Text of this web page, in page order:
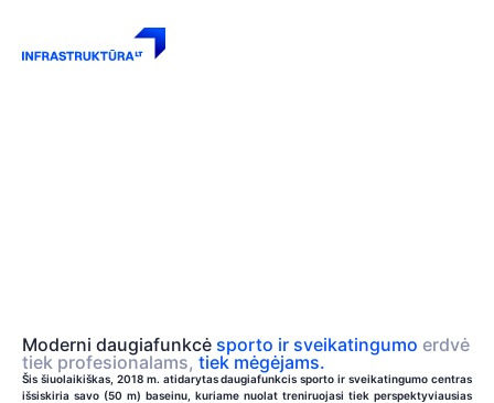
Moderni daugiafunkcė sporto ir sveikatingumo erdvė
tiek profesionalams, tiek mėgėjams.
Šis šiuolaikiškas, 2018 m. atidarytas daugiafunkcis sporto ir sveikatingumo centras
išsiskiria savo (50 m) baseinu, kuriame nuolat treniruojasi tiek perspektyviausias